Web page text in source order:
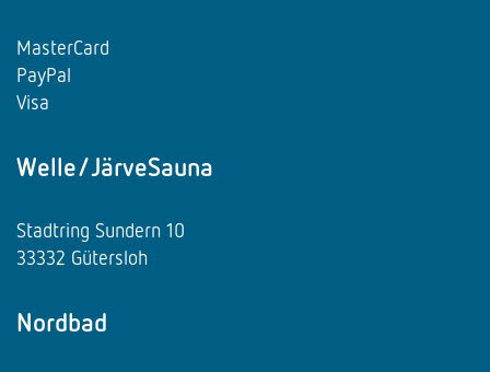
MasterCard
PayPal
Visa
Welle/JärveSauna
Stadtring Sundern 10
33332 Gütersloh
Nordbad